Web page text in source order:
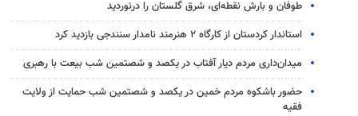
طوفان و بارش نقطه‌ای، شرق گلستان را درنوردید
استاندار کردستان از کارگاه ۲ هنرمند نامدار سنندجی بازدید کرد
میدان‌داری مردم دیار آفتاب در یکصد و شصتمین شب بیعت با رهبری
حضور باشکوه مردم خمین در یکصد و شصتمین شب حمایت از ولایت
فقیه